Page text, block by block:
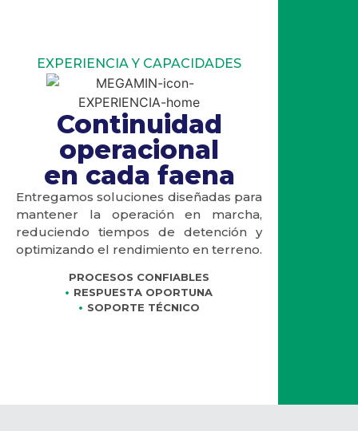
EXPERIENCIA Y CAPACIDADES
Continuidad
operacional
en cada faena
Entregamos soluciones diseñadas para
mantener la operación en marcha,
reduciendo tiempos de detención y
optimizando el rendimiento en terreno.
PROCESOS CONFIABLES
RESPUESTA OPORTUNA
SOPORTE TÉCNICO